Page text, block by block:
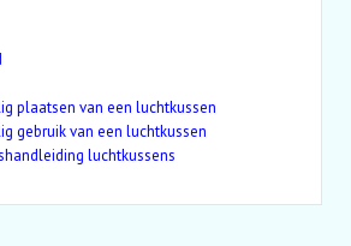
plaatsen van een luchtkussen
gebruik van een luchtkussen
luchtkussens